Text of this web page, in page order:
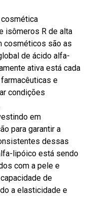
isômeros R de alta
cosméticos são as
de ácido alfa-
ativa está cada
e
condições
em
para garantir a
dessas
lipóico está sendo
com a pele e
de
a elasticidade e